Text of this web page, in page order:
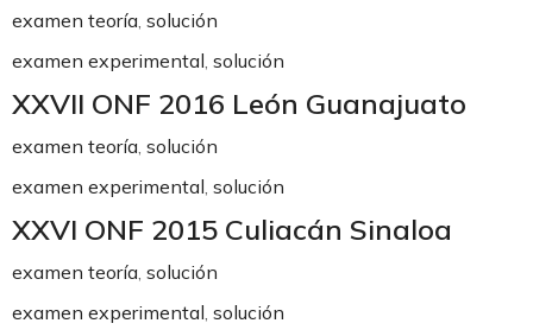
examen teoría, solución
examen experimental, solución
XXVII ONF 2016 León Guanajuato
examen teoría, solución
examen experimental, solución
XXVI ONF 2015 Culiacán Sinaloa
examen teoría, solución
examen experimental, solución